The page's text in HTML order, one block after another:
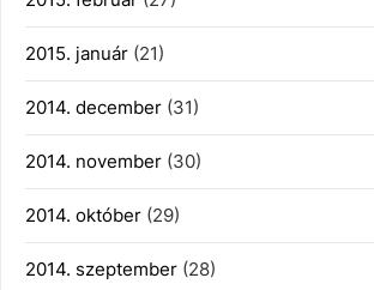
2015. január (21)
2014. december (31)
2014. november (30)
2014. október (29)
2014. szeptember (28)